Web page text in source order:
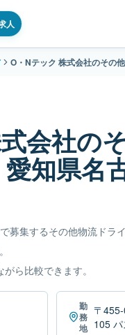
人
O・Nテック 株式会社のその
会社の
知県名
募集するその他物流ドラ
ら比較できます。
勤
務
地
〒
105